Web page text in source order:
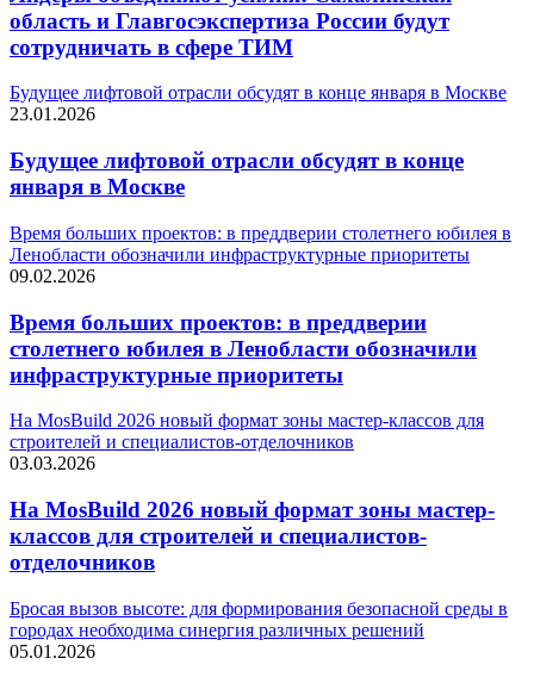
область и Главгосэкспертиза России будут
сотрудничать в сфере ТИМ
Будущее лифтовой отрасли обсудят в конце января в Москве
23.01.2026
Будущее лифтовой отрасли обсудят в конце
января в Москве
Время больших проектов: в преддверии столетнего юбилея в
Ленобласти обозначили инфраструктурные приоритеты
09.02.2026
Время больших проектов: в преддверии
столетнего юбилея в Ленобласти обозначили
инфраструктурные приоритеты
На MosBuild 2026 новый формат зоны мастер-классов для
строителей и специалистов-отделочников
03.03.2026
На MosBuild 2026 новый формат зоны мастер-
классов для строителей и специалистов-
отделочников
Бросая вызов высоте: для формирования безопасной среды в
городах необходима синергия различных решений
05.01.2026